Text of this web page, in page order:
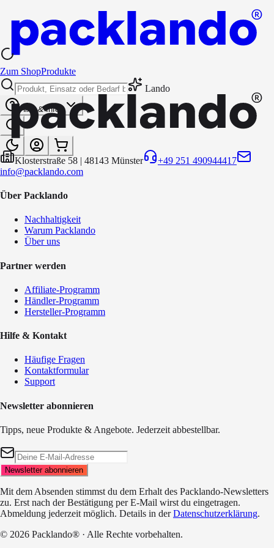
Zum ShopProdukte
Lando
Hilfe & Infos
Klosterstraße 58 | 48143 Münster
+49 251 490944417
info@packlando.com
Über Packlando
Nachhaltigkeit
Warum Packlando
Über uns
Partner werden
Affiliate-Programm
Händler-Programm
Hersteller-Programm
Hilfe & Kontakt
Häufige Fragen
Kontaktformular
Support
Newsletter abonnieren
Tipps, neue Produkte & Angebote. Jederzeit abbestellbar.
Newsletter abonnieren
Mit dem Absenden stimmst du dem Erhalt des Packlando-Newsletters
zu. Erst nach der Bestätigung per E-Mail wirst du eingetragen.
Abmeldung jederzeit möglich. Details in der Datenschutzerklärung.
© 2026 Packlando® · Alle Rechte vorbehalten.